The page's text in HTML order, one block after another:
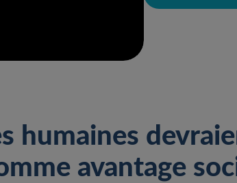
humaines
avantage